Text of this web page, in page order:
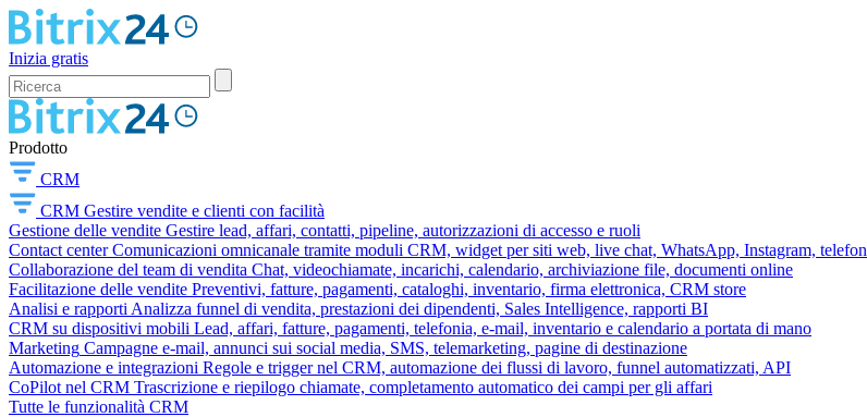
Inizia gratis
Prodotto
CRM
CRM Gestire vendite e clienti con facilità
Gestione delle vendite Gestire lead, affari, contatti, pipeline, autorizzazioni di accesso e ruoli
Contact center Comunicazioni omnicanale tramite moduli CRM, widget per siti web, live chat, WhatsApp, Instagram,
Collaborazione del team di vendita Chat, videochiamate, incarichi, calendario, archiviazione file, documenti online
Facilitazione delle vendite Preventivi, fatture, pagamenti, cataloghi, inventario, firma elettronica, CRM store
Analisi e rapporti Analizza funnel di vendita, prestazioni dei dipendenti, Sales Intelligence, rapporti BI
CRM su dispositivi mobili Lead, affari, fatture, pagamenti, telefonia, e-mail, inventario e calendario a portata di mano
Marketing Campagne e-mail, annunci sui social media, SMS, telemarketing, pagine di destinazione
Automazione e integrazioni Regole e trigger nel CRM, automazione dei flussi di lavoro, funnel automatizzati, API
CoPilot nel CRM Trascrizione e riepilogo chiamate, completamento automatico dei campi per gli affari
Tutte le funzionalità CRM